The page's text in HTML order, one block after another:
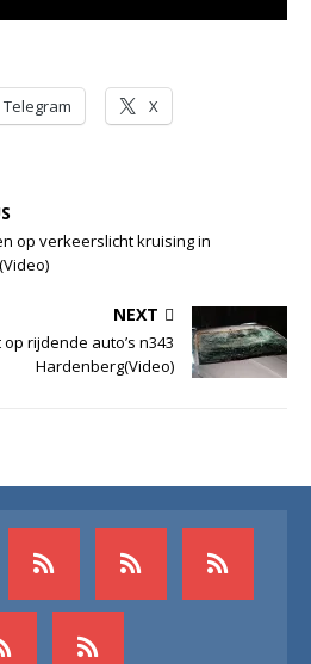
Telegram X
op verkeerslicht kruising in
NEXT
rijdende auto’s n343
Hardenberg(Video)